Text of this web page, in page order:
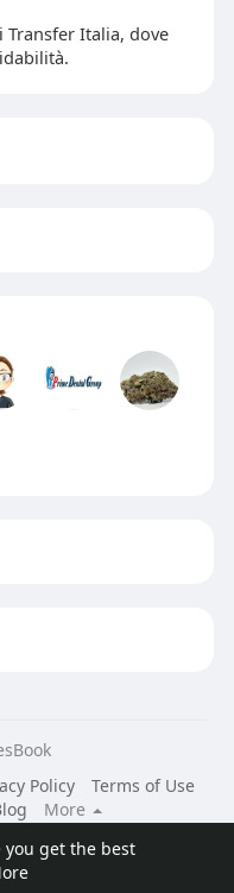
you get the best
Transfer Italia, dove
Policy
Terms of Use
More